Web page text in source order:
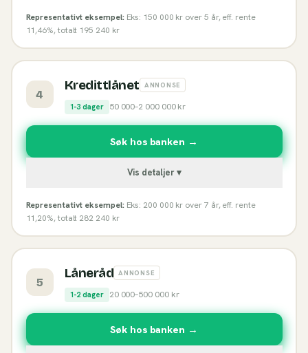
Representativt eksempel: Eks: 150 000 kr over 5 år, eff. rente
11,46%, totalt 195 240 kr
4
Kredittlånet ANNONSE
1-3 dager 50 000–2 000 000kr
Søk hos banken →
Vis detaljer ▾
Representativt eksempel: Eks: 200 000 kr over 7 år, eff. rente
11,20%, totalt 282 240 kr
5
Låneråd ANNONSE
1-2 dager 20 000–500 000kr
Søk hos banken →